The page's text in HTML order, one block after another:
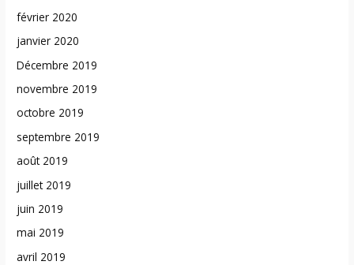
février 2020
janvier 2020
Décembre 2019
novembre 2019
octobre 2019
septembre 2019
août 2019
juillet 2019
juin 2019
mai 2019
avril 2019